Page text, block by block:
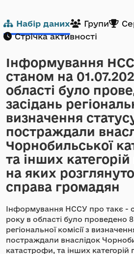
Набір даних Групи
Стрічка активності
Інформування
станом на
області було
засідань
визначення
постраждали
Чорнобильської
та інших
на яких
справа громадян
Інформування НССУ про такє -
року в області було проведено 8
регіональної комісії з
постраждали внаслідок
катастрофи, та інших категорій